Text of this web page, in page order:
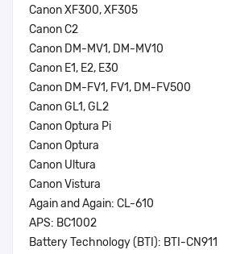
Canon XF300, XF305
Canon C2
Canon DM-MV1, DM-MV10
Canon E1, E2, E30
Canon DM-FV1, FV1, DM-FV500
Canon GL1, GL2
Canon Optura Pi
Canon Optura
Canon Ultura
Canon Vistura
Again and Again: CL-610
APS: BC1002
Battery Technology (BTI): BTI-CN911